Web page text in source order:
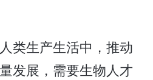
类生产生活中，推动
发展，需要生物人才